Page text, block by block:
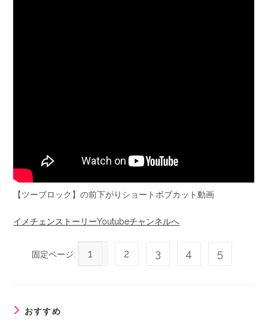
【ツーブロック】の前下がりショートボブカット動画
イメチェンストーリーYoutubeチャンネルへ
固定ページ: 1 2 3 4 5
おすすめ